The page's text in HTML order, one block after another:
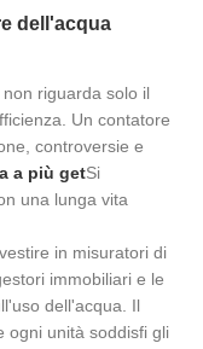
dell'acqua
riguarda solo il
Un contatore
controversie e
a più getSi
una lunga vita
in misuratori di
immobiliari e le
dell'acqua. Il
ogni unità soddisfi gli